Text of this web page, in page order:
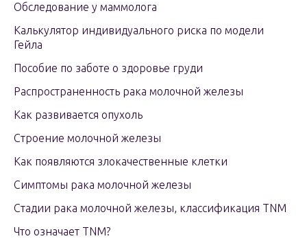
Обследование у маммолога
Калькулятор индивидуального риска по модели
Гейла
Пособие по заботе о здоровье груди
Распространенность рака молочной железы
Как развивается опухоль
Строение молочной железы
Как появляются злокачественные клетки
Симптомы рака молочной железы
Стадии рака молочной железы, классификация TNM
Что означает TNM?